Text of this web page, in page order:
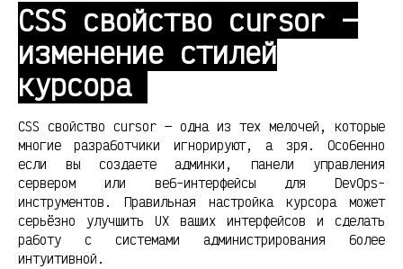
CSS свойство cursor —
изменение стилей
курсора
CSS свойство cursor — одна из тех мелочей, которые
многие разработчики игнорируют, а зря. Особенно
если вы создаете админки, панели управления
сервером или веб-интерфейсы для DevOps-
инструментов. Правильная настройка курсора может
серьёзно улучшить UX ваших интерфейсов и сделать
работу с системами администрирования более
интуитивной.